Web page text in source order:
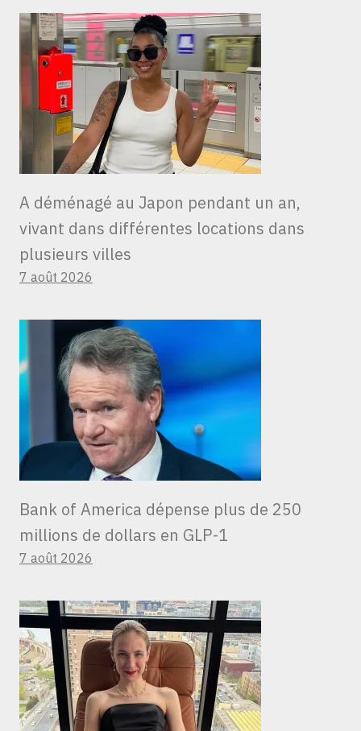
A déménagé au Japon pendant un an,
vivant dans différentes locations dans
plusieurs villes
7 août 2026
Bank of America dépense plus de 250
millions de dollars en GLP-1
7 août 2026